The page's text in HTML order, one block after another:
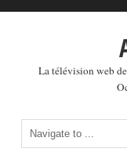
La télévision web